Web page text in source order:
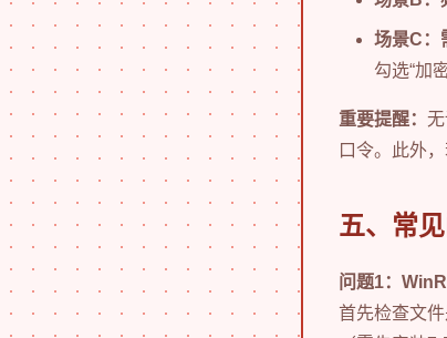
场景C：
勾选“加
重要提醒：
口令。此外
五、常
问题1：
首先检查文